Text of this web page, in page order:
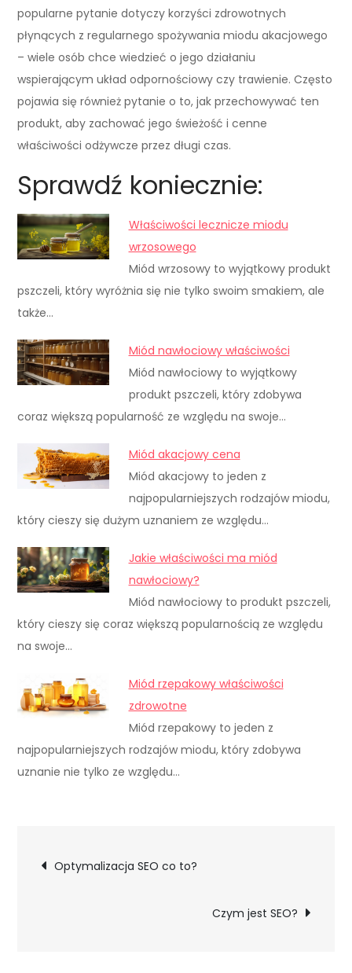
popularne pytanie dotyczy korzyści zdrowotnych
płynących z regularnego spożywania miodu akacjowego
– wiele osób chce wiedzieć o jego działaniu
wspierającym układ odpornościowy czy trawienie. Często
pojawia się również pytanie o to, jak przechowywać ten
produkt, aby zachować jego świeżość i cenne
właściwości odżywcze przez długi czas.
Sprawdź koniecznie:
Właściwości lecznicze miodu
wrzosowego
Miód wrzosowy to wyjątkowy produkt
pszczeli, który wyróżnia się nie tylko swoim smakiem, ale
także…
Miód nawłociowy właściwości
Miód nawłociowy to wyjątkowy
produkt pszczeli, który zdobywa
coraz większą popularność ze względu na swoje…
Miód akacjowy cena
Miód akacjowy to jeden z
najpopularniejszych rodzajów miodu,
który cieszy się dużym uznaniem ze względu…
Jakie właściwości ma miód
nawłociowy?
Miód nawłociowy to produkt pszczeli,
który cieszy się coraz większą popularnością ze względu
na swoje…
Miód rzepakowy właściwości
zdrowotne
Miód rzepakowy to jeden z
najpopularniejszych rodzajów miodu, który zdobywa
uznanie nie tylko ze względu…
Nawigacja
Optymalizacja SEO co to?
Czym jest SEO?